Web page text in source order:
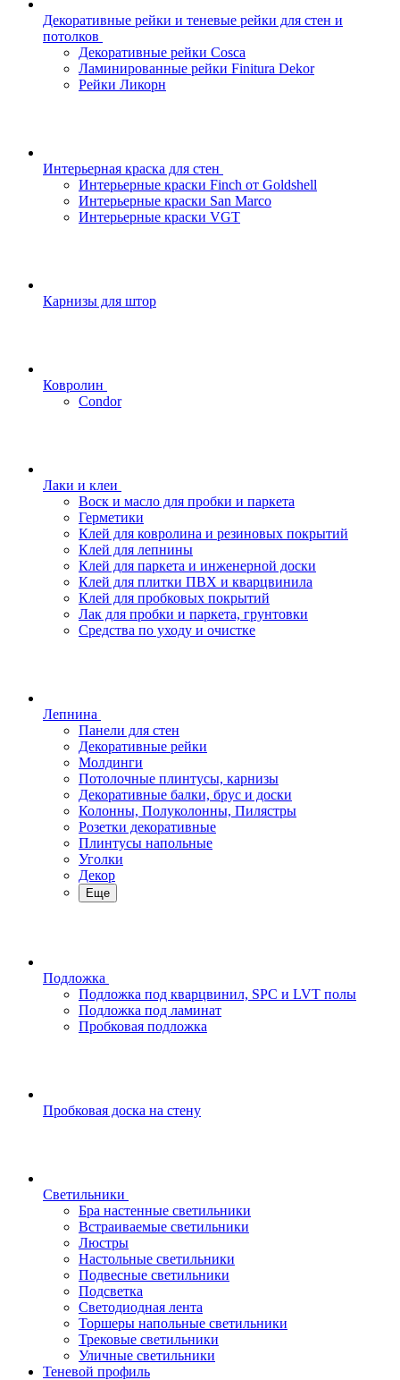
Декоративные рейки и теневые рейки для стен и
потолков
Декоративные рейки Cosca
Ламинированные рейки Finitura Dekor
Рейки Ликорн
Интерьерная краска для стен
Интерьерные краски Finch от Goldshell
Интерьерные краски San Marco
Интерьерные краски VGT
Карнизы для штор
Ковролин
Condor
Лаки и клеи
Воск и масло для пробки и паркета
Герметики
Клей для ковролина и резиновых покрытий
Клей для лепнины
Клей для паркета и инженерной доски
Клей для плитки ПВХ и кварцвинила
Клей для пробковых покрытий
Лак для пробки и паркета, грунтовки
Средства по уходу и очистке
Лепнина
Панели для стен
Декоративные рейки
Молдинги
Потолочные плинтусы, карнизы
Декоративные балки, брус и доски
Колонны, Полуколонны, Пилястры
Розетки декоративные
Плинтусы напольные
Уголки
Декор
Еще
Подложка
Подложка под кварцвинил, SPC и LVT полы
Подложка под ламинат
Пробковая подложка
Пробковая доска на стену
Светильники
Бра настенные светильники
Встраиваемые светильники
Люстры
Настольные светильники
Подвесные светильники
Подсветка
Светодиодная лента
Торшеры напольные светильники
Трековые светильники
Уличные светильники
Теневой профиль